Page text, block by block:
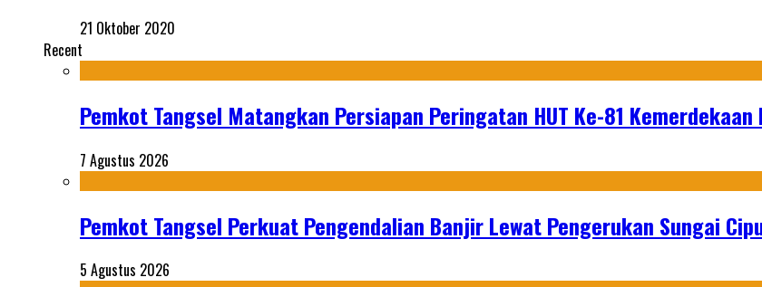
21 Oktober 2020
Recent
Pemkot Tangsel Matangkan Persiapan Peringatan HUT Ke-81 Kemerdekaan
7 Agustus 2026
Pemkot Tangsel Perkuat Pengendalian Banjir Lewat Pengerukan Sungai
5 Agustus 2026